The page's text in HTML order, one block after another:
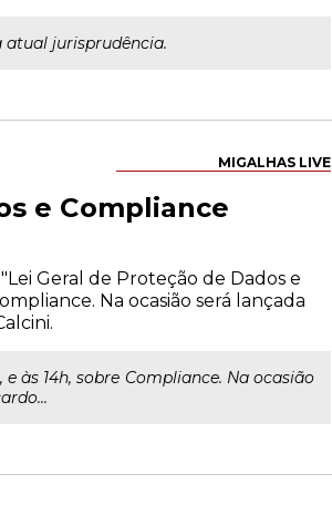
atual jurisprudência.
MIGALHAS LIVE
e Compliance
Geral de Proteção de Dados e
Na ocasião será lançada
às 14h, sobre Compliance. Na ocasião